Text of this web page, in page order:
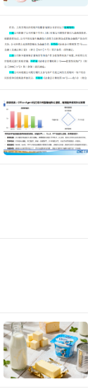
创始发起人
通过并购整
串联成有机
同效应，这
价值的深度
经济的内在
交易相关的
产交易价格
符合《中华
估机构出具
依据，由交
书中进行披
至今年上半
亿元。